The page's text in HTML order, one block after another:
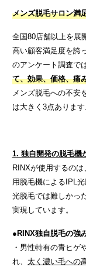
メンズ脱毛サロン満
全国80店舗以上を展
高い顧客満足度を誇
のアンケート調査で
て、効果、価格、痛
メンズ脱毛への不安
は大きく3点あります
1. 独自開発の脱毛機
RINXが使用するの
用脱毛機によるIPL
光脱毛では難しかっ
実現しています。
●RINX独自脱毛の強
・男性特有の青ヒゲ
れ、 太く濃い毛への